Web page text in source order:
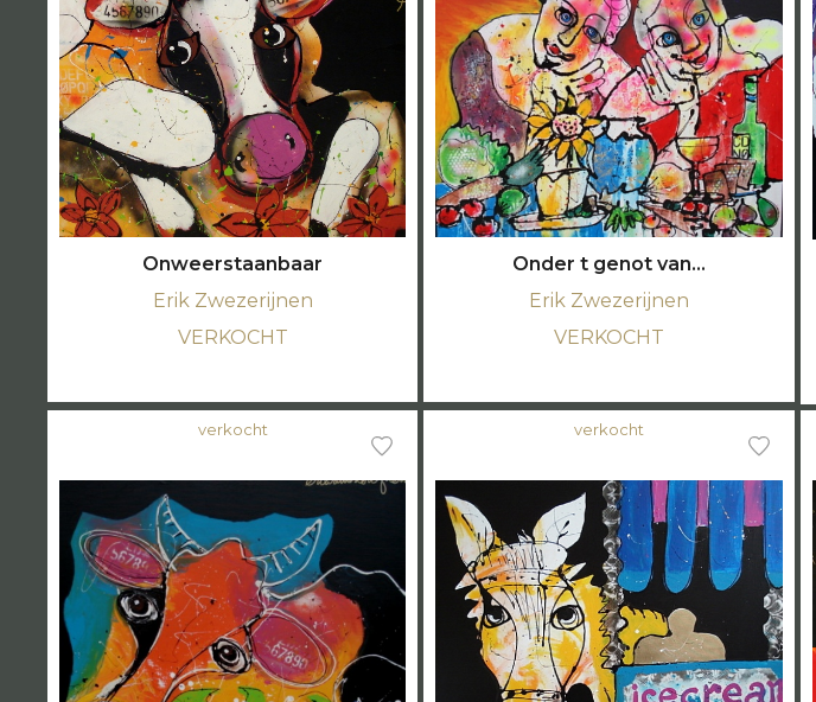
Onweerstaanbaar
Erik Zwezerijnen
VERKOCHT
Onder t genot van…
Erik Zwezerijnen
VERKOCHT
verkocht verkocht